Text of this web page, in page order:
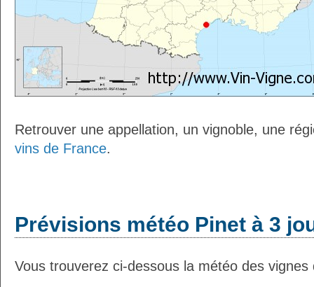
Retrouver une appellation, un vignoble, une
vins de France.
Prévisions météo Pinet à 3
Vous trouverez ci-dessous la météo des